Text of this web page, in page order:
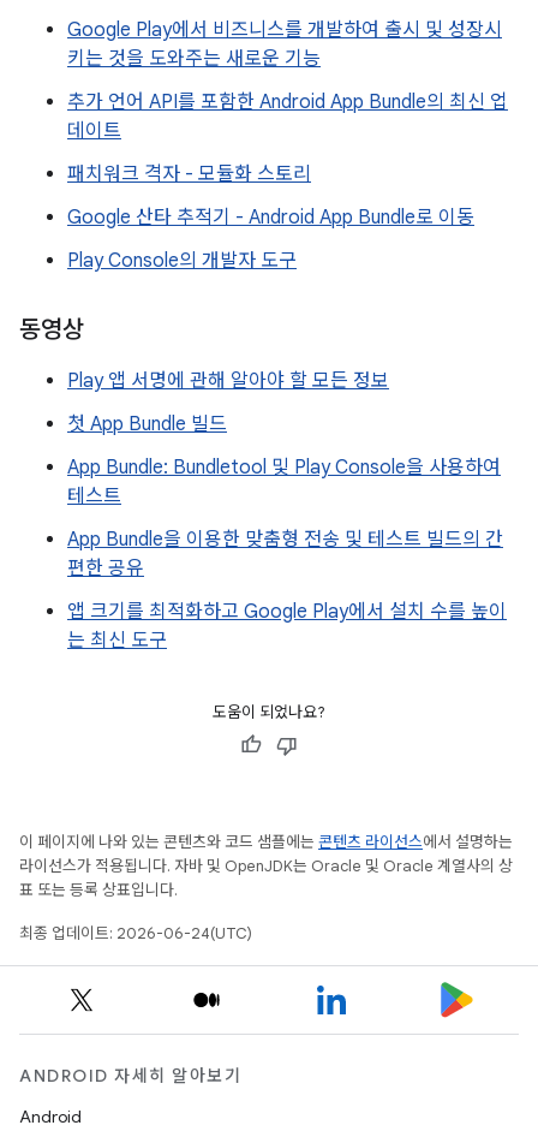
Google Play에서 비즈니스를 개발하여 출시 및 성장시
키는 것을 도와주는 새로운 기능
추가 언어 API를 포함한 Android App Bundle의 최신 업
데이트
패치워크 격자 - 모듈화 스토리
Google 산타 추적기 - Android App Bundle로 이동
Play Console의 개발자 도구
동영상
Play 앱 서명에 관해 알아야 할 모든 정보
첫 App Bundle 빌드
App Bundle: Bundletool 및 Play Console을 사용하여
테스트
App Bundle을 이용한 맞춤형 전송 및 테스트 빌드의 간
편한 공유
앱 크기를 최적화하고 Google Play에서 설치 수를 높이
는 최신 도구
도움이 되었나요?
이 페이지에 나와 있는 콘텐츠와 코드 샘플에는 콘텐츠 라이선스에서 설명하는
라이선스가 적용됩니다. 자바 및 OpenJDK는 Oracle 및 Oracle 계열사의 상
표 또는 등록 상표입니다.
최종 업데이트: 2026-06-24(UTC)
ANDROID 자세히 알아보기
Android